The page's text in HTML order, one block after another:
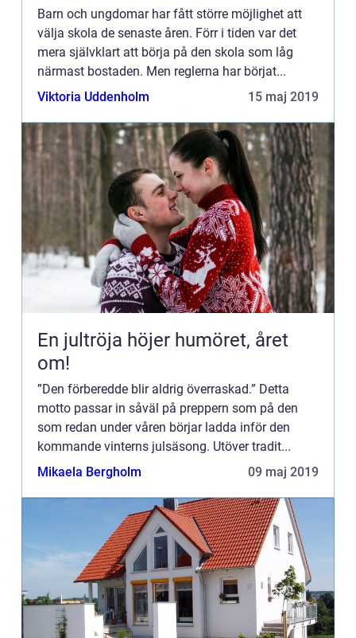
Barn och ungdomar har fått större möjlighet att
välja skola de senaste åren. Förr i tiden var det
mera självklart att börja på den skola som låg
närmast bostaden. Men reglerna har börjat...
Viktoria Uddenholm
15 maj 2019
En jultröja höjer humöret, året
om!
”Den förberedde blir aldrig överraskad.” Detta
motto passar in såväl på preppern som på den
som redan under våren börjar ladda inför den
kommande vinterns julsäsong. Utöver tradit...
Mikaela Bergholm
09 maj 2019